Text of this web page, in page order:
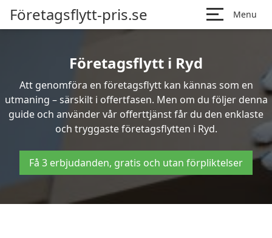
Företagsflytt-pris.se Menu
Företagsflytt i Ryd
Att genomföra en företagsflytt kan kännas som en
utmaning – särskilt i offertfasen. Men om du följer denna
guide och använder vår offerttjänst får du den enklaste
och tryggaste företagsflytten i Ryd.
Få 3 erbjudanden, gratis och utan förpliktelser